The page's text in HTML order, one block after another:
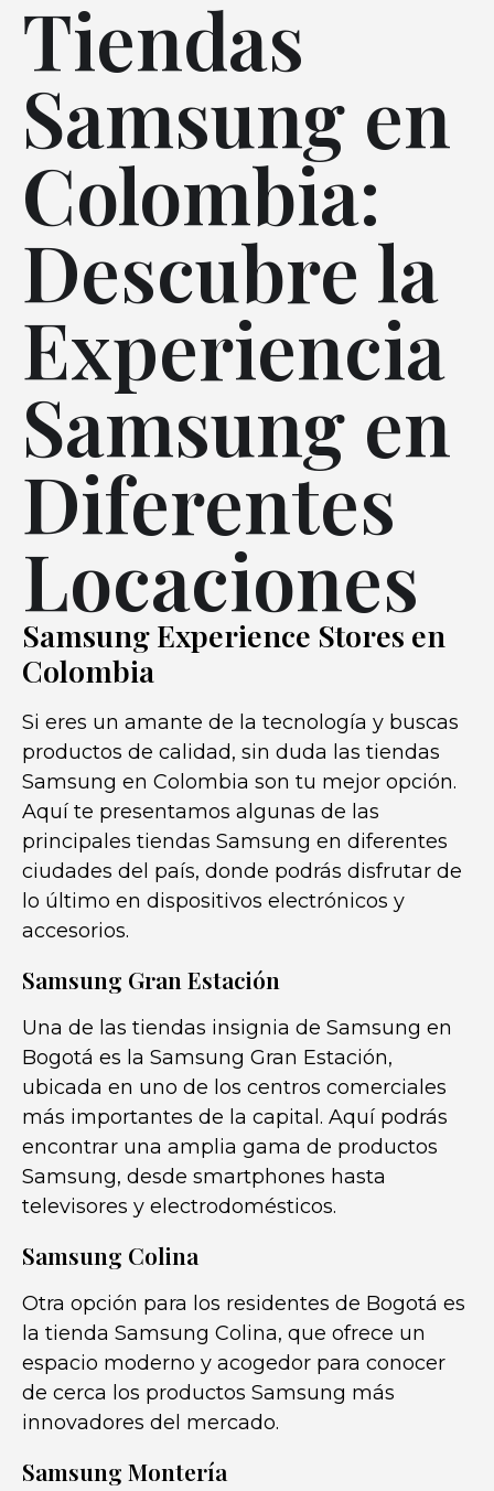
Tiendas
Samsung en
Colombia:
Descubre la
Experiencia
Samsung en
Diferentes
Locaciones
Samsung Experience Stores en
Colombia
Si eres un amante de la tecnología y buscas
productos de calidad, sin duda las tiendas
Samsung en Colombia son tu mejor opción.
Aquí te presentamos algunas de las
principales tiendas Samsung en diferentes
ciudades del país, donde podrás disfrutar de
lo último en dispositivos electrónicos y
accesorios.
Samsung Gran Estación
Una de las tiendas insignia de Samsung en
Bogotá es la Samsung Gran Estación,
ubicada en uno de los centros comerciales
más importantes de la capital. Aquí podrás
encontrar una amplia gama de productos
Samsung, desde smartphones hasta
televisores y electrodomésticos.
Samsung Colina
Otra opción para los residentes de Bogotá es
la tienda Samsung Colina, que ofrece un
espacio moderno y acogedor para conocer
de cerca los productos Samsung más
innovadores del mercado.
Samsung Montería